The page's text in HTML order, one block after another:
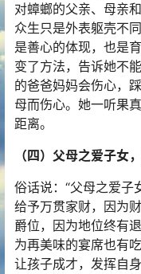
对蟑螂的父亲、母亲
众生只是外表躯壳不
是善心的体现，也是
变了方法，告诉她不
的爸爸妈妈会伤心，
母而伤心。她一听果
距离。
（四）父母之爱子女
俗话说：“父母之爱子
给予万贯家财，因为
爵位，因为地位终有
为再美味的宴席也有
让孩子成才，发挥自